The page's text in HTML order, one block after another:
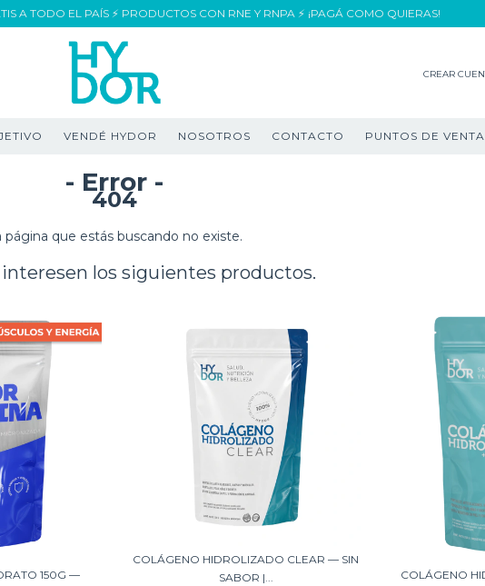
A TODO EL PAÍS ⚡ PRODUCTOS CON RNE Y RNPA ⚡ ¡PAGÁ COMO QUIERAS!
CREAR
VENDÉ HYDOR NOSOTROS CONTACTO PUNTOS DE
- Error -
404
página que estás buscando no existe.
los siguientes productos.
150G —
COLÁGENO HIDROLIZADO CLEAR — SIN
SABOR |...
COLÁGENO